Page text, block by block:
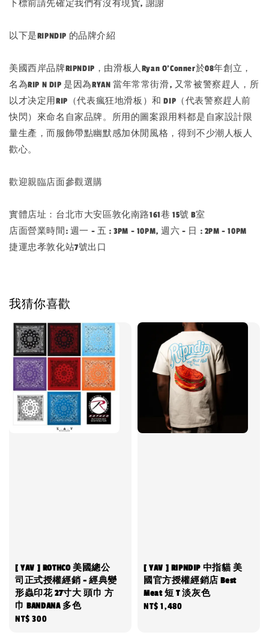
下標前請先確定我們有沒有現貨, 謝謝
以下是RIPNDIP 的品牌介紹
美國西岸品牌RIPNDIP，由滑板人Ryan O’Conner於08年創立，
名為RIP N DIP 是因為RYAN 當年常常街滑, 又常被警察趕人，所
以才决定用RIP（代表瘋狂地滑板）和 DIP（代表警察趕人前
快閃）來命名自家品牌。所用的圖案跟用料都是自家設計限
量生產，而服飾帶點幽默感加休閒風格，得到不少潮人板人
歡心。
歡迎親臨店面參觀選購
實體店址：台北市大安區敦化南路161巷 15號 B室
店面營業時間: 週一 - 五 : 3PM - 10PM, 週六 - 日 : 2PM - 10PM
捷運忠孝敦化站7號出口
我猜你喜歡
[ YAV ] ROTHCO 美國總公
司正式授權經銷 - 經典變
形蟲印花 27寸大 頭巾 方
巾 BANDANA 多色
Regular
NT$ 300
[ YAV ] RIPNDIP 中指貓 美
國官方授權經銷店 Best
Meat 短 T 淡灰色
Regular
NT$ 1,480